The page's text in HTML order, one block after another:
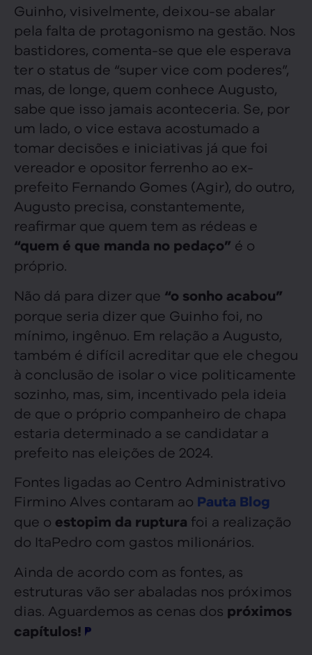
Guinho, visivelmente, deixou-se abalar
pela falta de protagonismo na gestão. Nos
bastidores, comenta-se que ele esperava
ter o status de “super vice com poderes”,
mas, de longe, quem conhece Augusto,
sabe que isso jamais aconteceria. Se, por
um lado, o vice estava acostumado a
tomar decisões e iniciativas já que foi
vereador e opositor ferrenho ao ex-
prefeito Fernando Gomes (Agir), do outro,
Augusto precisa, constantemente,
reafirmar que quem tem as rédeas e
“quem é que manda no pedaço” é o
próprio.
Não dá para dizer que “o sonho acabou”
porque seria dizer que Guinho foi, no
mínimo, ingênuo. Em relação a Augusto,
também é difícil acreditar que ele chegou
à conclusão de isolar o vice politicamente
sozinho, mas, sim, incentivado pela ideia
de que o próprio companheiro de chapa
estaria determinado a se candidatar a
prefeito nas eleições de 2024.
Fontes ligadas ao Centro Administrativo
Firmino Alves contaram ao Pauta Blog
que o estopim da ruptura foi a realização
do ItaPedro com gastos milionários.
Ainda de acordo com as fontes, as
estruturas vão ser abaladas nos próximos
dias. Aguardemos as cenas dos próximos
capítulos!